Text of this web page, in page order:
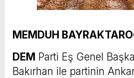
MEMDUH
DEM Parti Eş Genel
Bakırhan ile partinin